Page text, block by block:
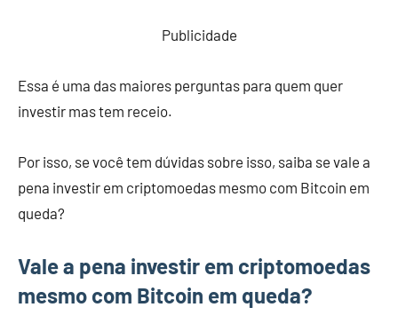
Publicidade
Essa é uma das maiores perguntas para quem quer
investir mas tem receio.
Por isso, se você tem dúvidas sobre isso, saiba se vale a
pena investir em criptomoedas mesmo com Bitcoin em
queda?
Vale a pena investir em criptomoedas
mesmo com Bitcoin em queda?